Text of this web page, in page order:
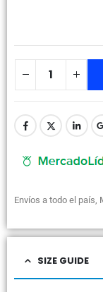
Envíos a todo el país,
SIZE GUIDE